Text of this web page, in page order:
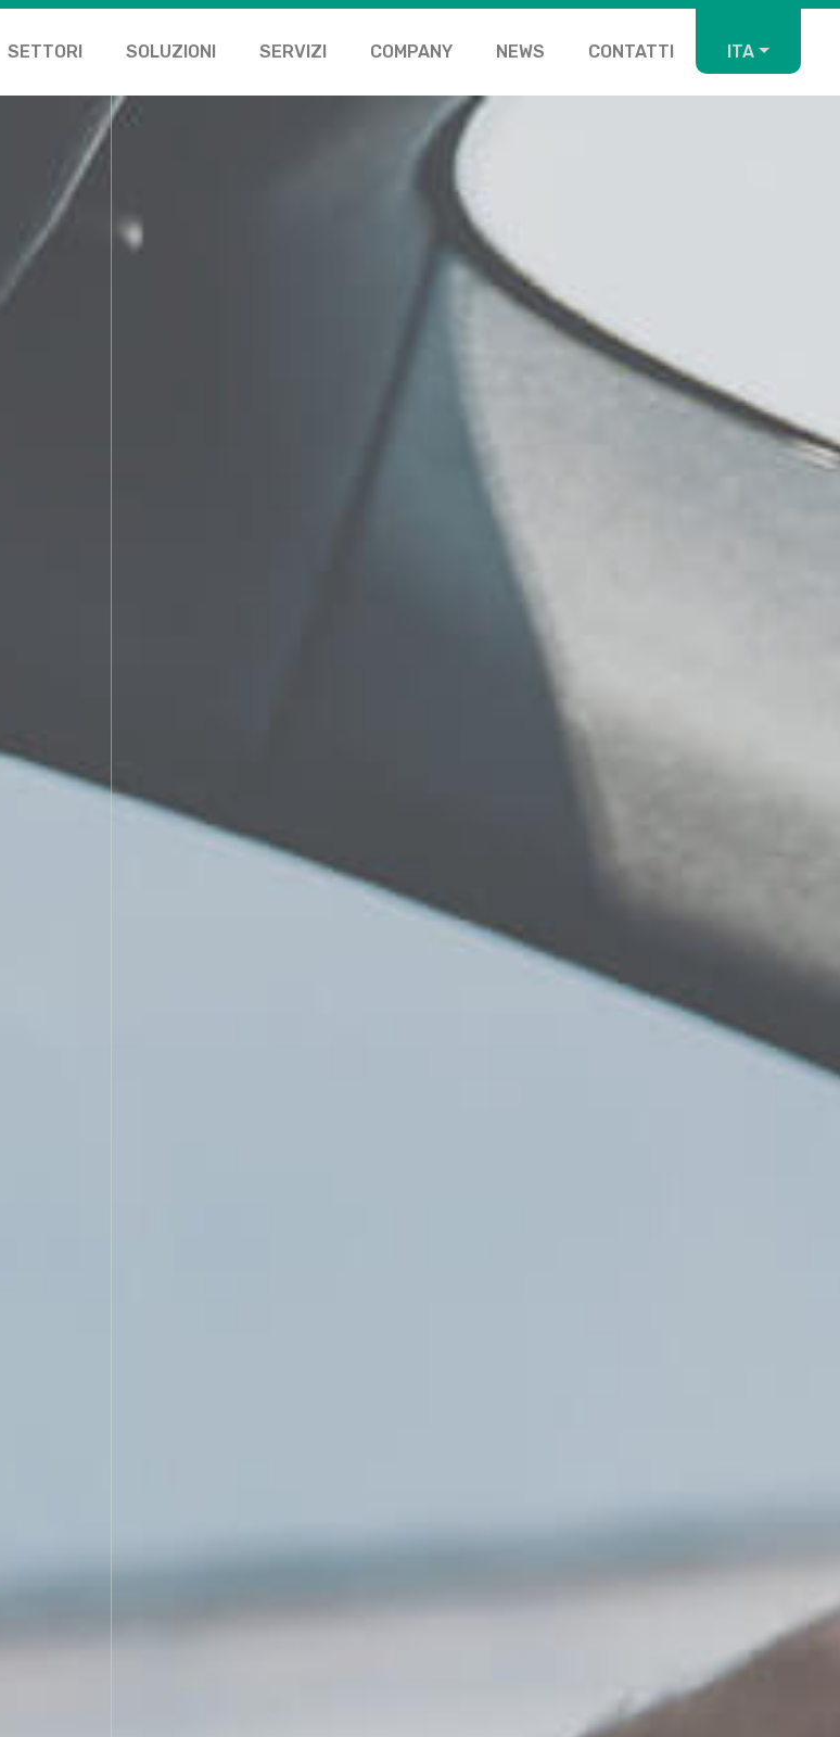
SETTORI SOLUZIONI SERVIZI COMPANY NEWS CONTATTI ITA